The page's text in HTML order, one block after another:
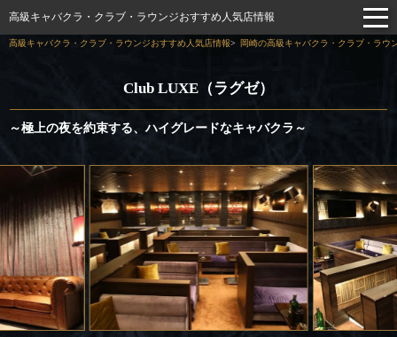
高級キャバクラ・クラブ・ラウンジおすすめ人気店情報
高級キャバクラ・クラブ・ラウンジおすすめ人気店情報 岡崎の高級キャバクラ・クラブ・ラウ
Club LUXE（ラグゼ）
～極上の夜を約束する、ハイグレードなキャバクラ～